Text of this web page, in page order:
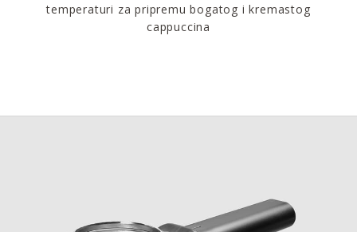
temperaturi za pripremu bogatog i kremastog
cappuccina